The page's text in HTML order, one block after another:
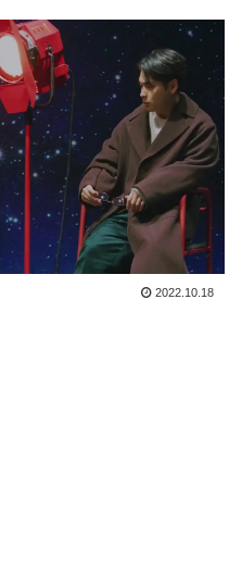
2022.10.18